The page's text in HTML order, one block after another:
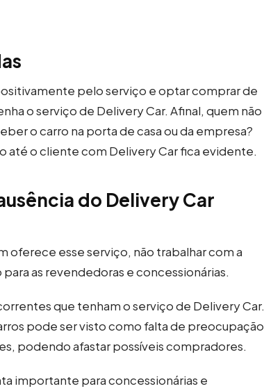
pelo serviço e optar comprar de
o serviço de Delivery Car. Afinal, quem não
o carro na porta de casa ou da empresa?
até o cliente com Delivery Car fica evidente.
do Delivery Car
oferece esse serviço, não trabalhar com a
as revendedoras e concessionárias.
que tenham o serviço de Delivery Car.
pode ser visto como falta de preocupação
podendo afastar possíveis compradores.
importante para concessionárias e